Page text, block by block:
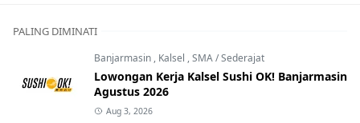
PALING DIMINATI
Banjarmasin , Kalsel ,SMA / Sederajat
Lowongan Kerja Kalsel Sushi OK! Banjarmasin
Agustus 2026
Aug 3, 2026